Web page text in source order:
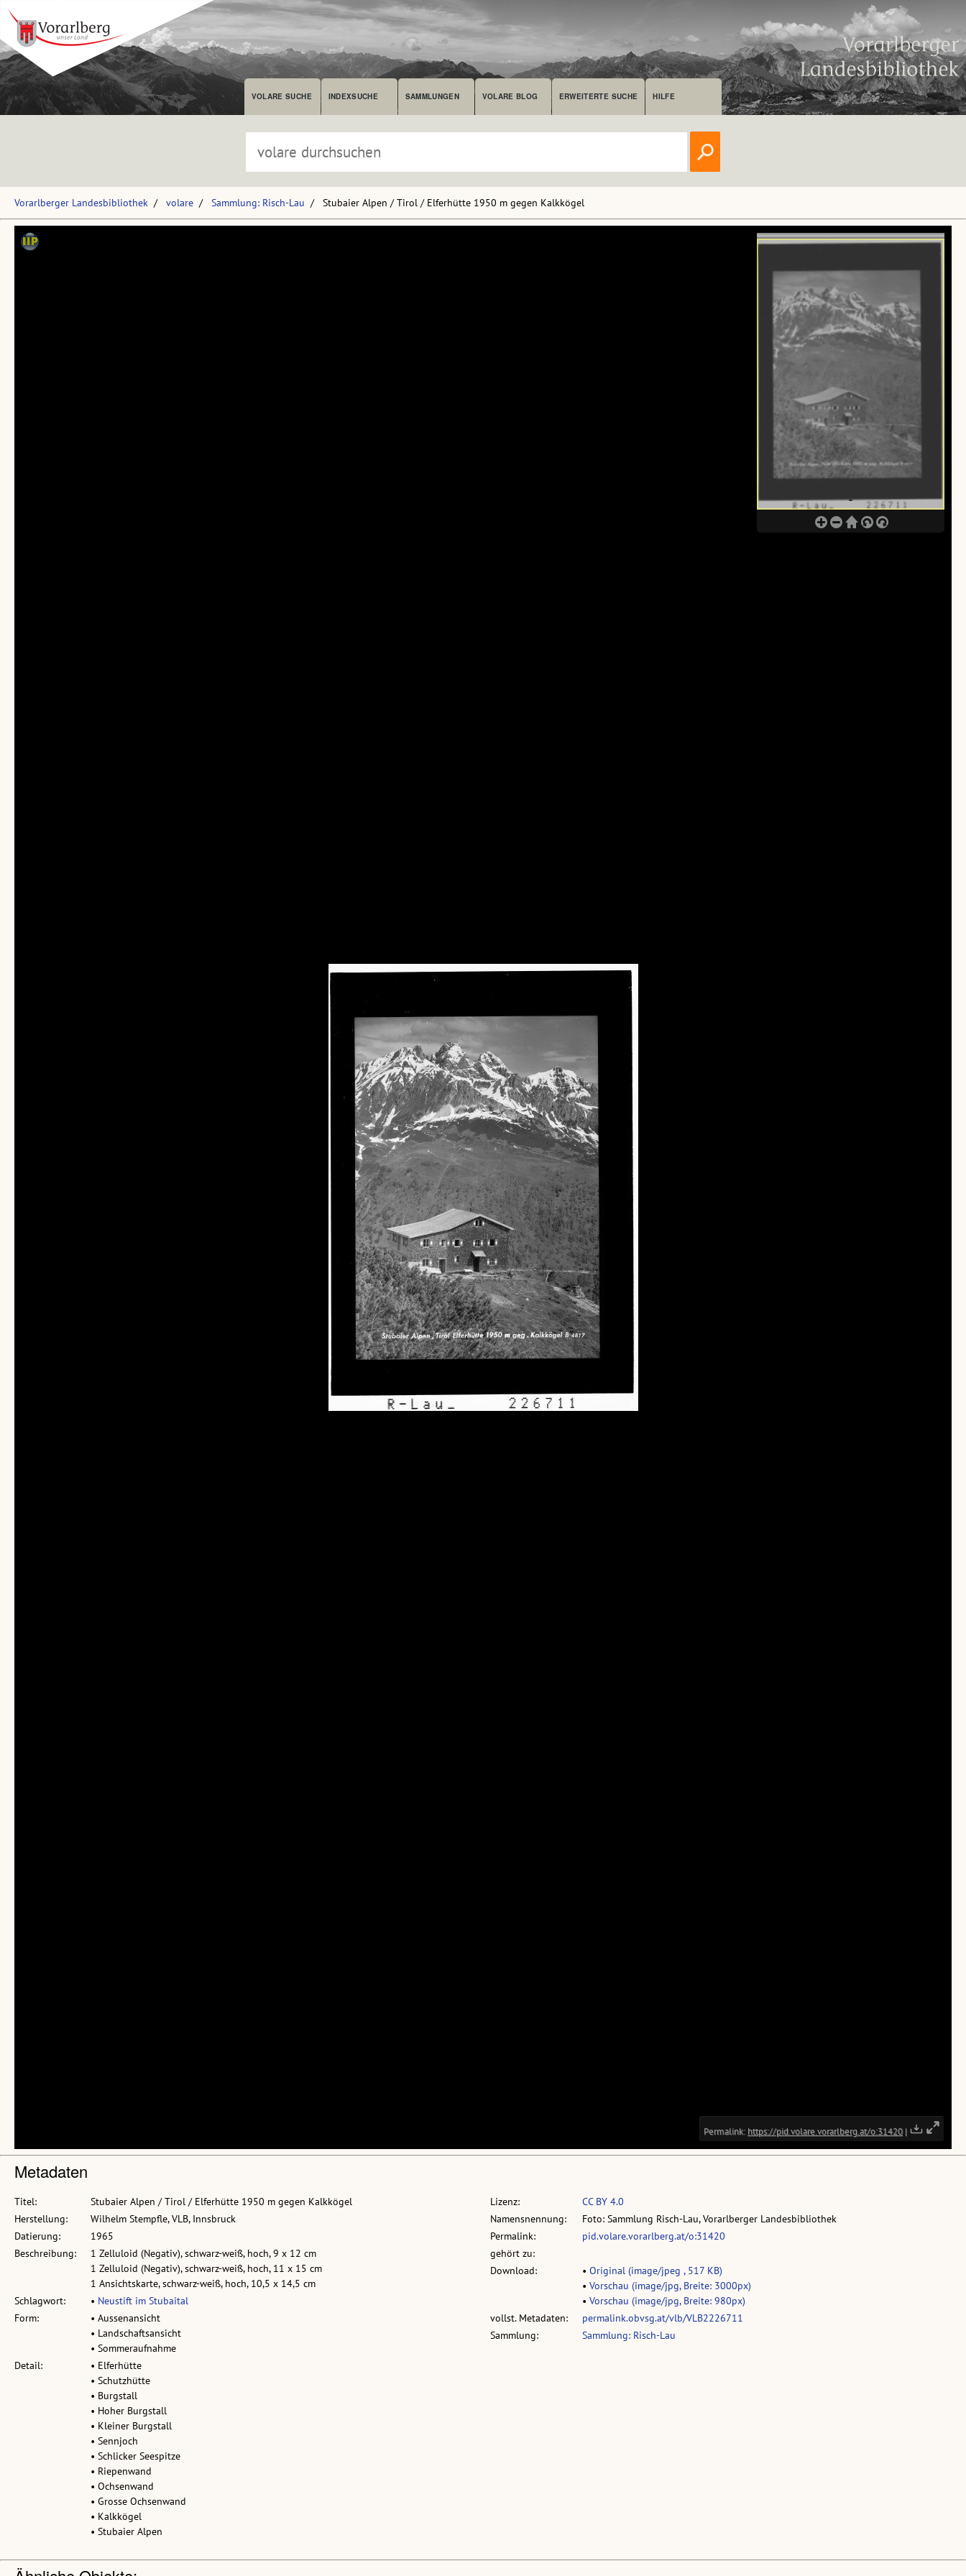
VOLARE SUCHE INDEXSUCHE SAMMLUNGEN VOLARE BLOG ERWEITERTE SUCHE HILFE
Vorarlberger Landesbibliothek volare Sammlung: Risch-Lau Stubaier Alpen / Tirol / Elferhütte 1950 m gegen Kalkkögel
Metadaten
Titel:
Stubaier Alpen / Tirol / Elferhütte 1950 m gegen Kalkkögel
Herstellung:
Wilhelm Stempfle, VLB, Innsbruck
Datierung:
1965
Beschreibung:
1 Zelluloid (Negativ), schwarz-weiß, hoch, 9 x 12 cm
1 Zelluloid (Negativ), schwarz-weiß, hoch, 11 x 15 cm
1 Ansichtskarte, schwarz-weiß, hoch, 10,5 x 14,5 cm
Schlagwort:
• Neustift im Stubaital
Form:
• Aussenansicht
• Landschaftsansicht
• Sommeraufnahme
Detail:
• Elferhütte
• Schutzhütte
• Burgstall
• Hoher Burgstall
• Kleiner Burgstall
• Sennjoch
• Schlicker Seespitze
• Riepenwand
• Ochsenwand
• Grosse Ochsenwand
• Kalkkögel
• Stubaier Alpen
Lizenz:
CC BY 4.0
Namensnennung:
Foto: Sammlung Risch-Lau, Vorarlberger Landesbibliothek
Permalink:
pid.volare.vorarlberg.at/o:31420
gehört zu:
Download:
• Original (image/jpeg , 517 KB)
• Vorschau (image/jpg, Breite: 3000px)
• Vorschau (image/jpg, Breite: 980px)
vollst. Metadaten:
permalink.obvsg.at/vlb/VLB2226711
Sammlung:
Sammlung: Risch-Lau